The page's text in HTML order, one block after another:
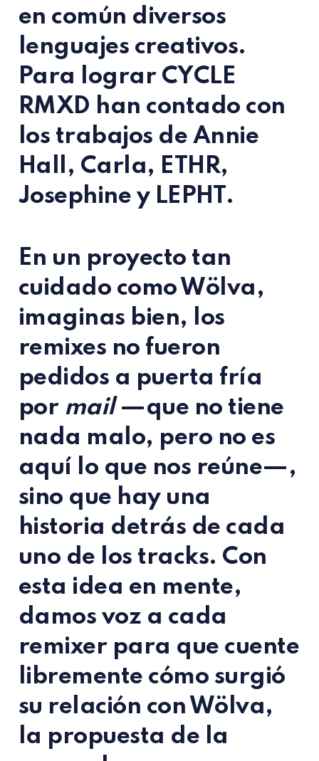
en común diversos
lenguajes creativos.
Para lograr CYCLE
RMXD han contado con
los trabajos de Annie
Hall, Carla, ETHR,
Josephine y LEPHT .
En un proyecto tan
cuidado como Wölva,
imaginas bien, los
remixes no fueron
pedidos a puerta fría
por mail—que no tiene
nada malo, pero no es
aquí lo que nos reúne—,
sino que hay una
historia detrás de cada
uno de los tracks. Con
esta idea en mente,
damos voz a cada
remixer para que cuente
libremente cómo surgió
su relación con Wölva,
la propuesta de la